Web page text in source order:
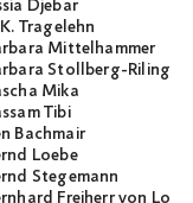
Djebar
K. Tragelehn
Mittelhammer
Stollberg-Rilinger
Mika
Tibi
Bachmair
Loebe
Stegemann
Freiherr von